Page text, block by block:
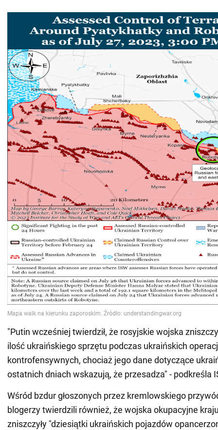
"Putin wcześniej twierdził, że rosyjskie wojska
ilość ukraińskiego sprzętu podczas ukraińskich
kontrofensywnych, chociaż jego dane dotyczące
ostatnich dniach wskazują, że przesadza" - podkreśla
Wśród bzdur głoszonych przez kremlowskiego
blogerzy twierdzili również, że wojska okupacyjne
zniszczyły "dziesiątki ukraińskich pojazdów